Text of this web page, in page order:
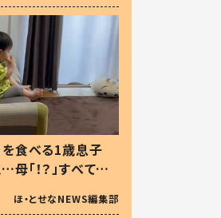
を食べる1歳息子
「！？」すべてを
可愛いから許
ほ・とせなNEWS編集部